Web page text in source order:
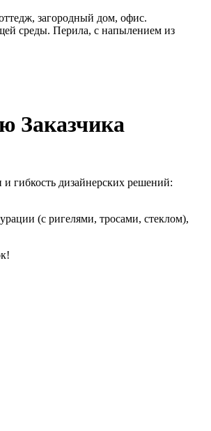
загородный дом, офис.
среды. Перила, с напылением из
Заказчика
гибкость дизайнерских решений:
(с ригелями, тросами, стеклом),